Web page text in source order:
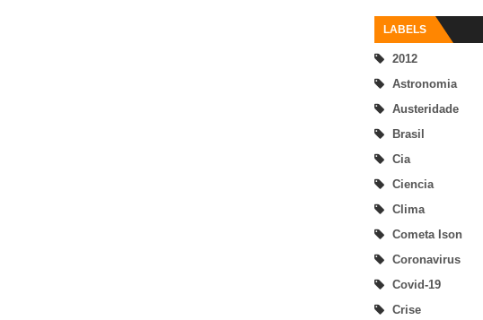
LABELS
2012
Astronomia
Austeridade
Brasil
Cia
Ciencia
Clima
Cometa Ison
Coronavirus
Covid-19
Crise